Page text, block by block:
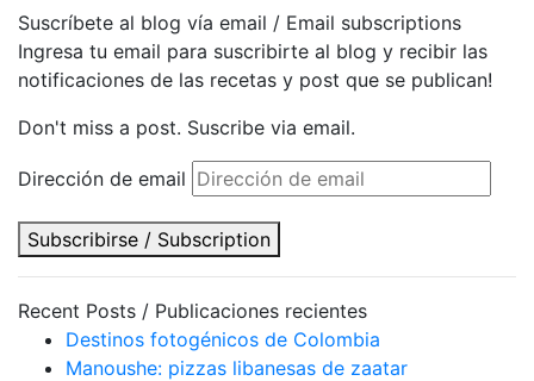
Suscríbete al blog vía email / Email subscriptions
Ingresa tu email para suscribirte al blog y recibir las
notificaciones de las recetas y post que se publican!
Don't miss a post. Suscribe via email.
Dirección de email
Subscribirse / Subscription
Recent Posts / Publicaciones recientes
Destinos fotogénicos de Colombia
Manoushe: pizzas libanesas de zaatar